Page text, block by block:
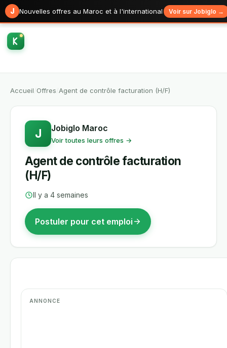
J Nouvelles offres au Maroc et à l'international Voir sur Jobiglo →
Accueil Offres Agent de contrôle facturation (H/F)
J Jobiglo Maroc
Voir toutes leurs offres →
Agent de contrôle facturation
(H/F)
Il y a 4 semaines
Postuler pour cet emploi